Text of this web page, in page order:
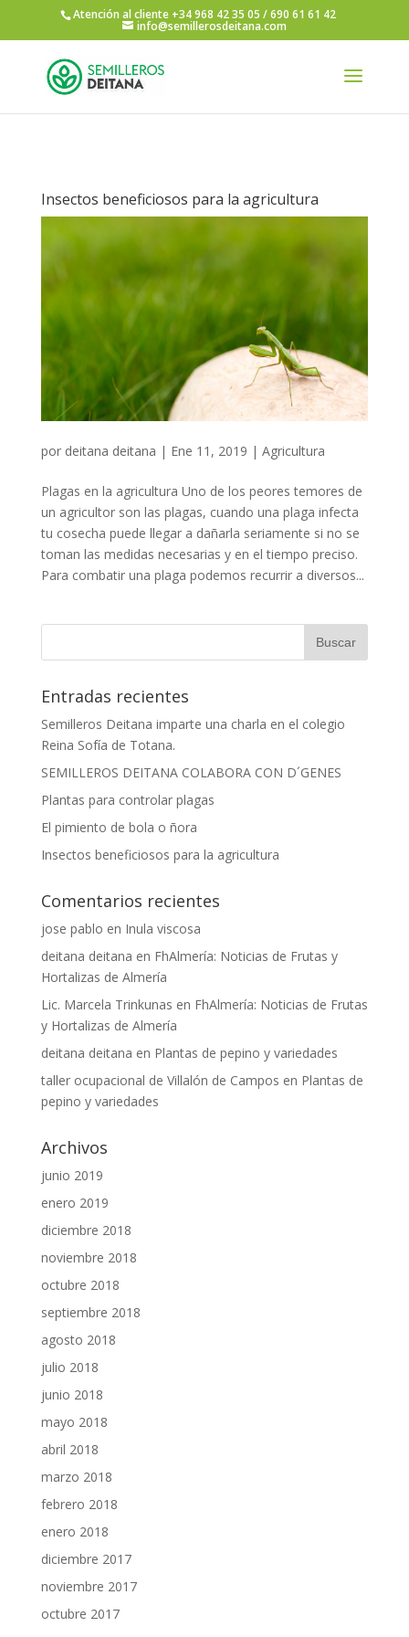
Atención al cliente +34 968 42 35 05 / 690 61 61 42
info@semillerosdeitana.com
Insectos beneficiosos para la agricultura
por deitana deitana | Ene 11, 2019 | Agricultura
Plagas en la agricultura Uno de los peores temores de
un agricultor son las plagas, cuando una plaga infecta
tu cosecha puede llegar a dañarla seriamente si no se
toman las medidas necesarias y en el tiempo preciso.
Para combatir una plaga podemos recurrir a diversos...
Entradas recientes
Semilleros Deitana imparte una charla en el colegio
Reina Sofía de Totana.
SEMILLEROS DEITANA COLABORA CON D´GENES
Plantas para controlar plagas
El pimiento de bola o ñora
Insectos beneficiosos para la agricultura
Comentarios recientes
jose pablo en Inula viscosa
deitana deitana en FhAlmería: Noticias de Frutas y
Hortalizas de Almería
Lic. Marcela Trinkunas en FhAlmería: Noticias de Frutas
y Hortalizas de Almería
deitana deitana en Plantas de pepino y variedades
taller ocupacional de Villalón de Campos en Plantas de
pepino y variedades
Archivos
junio 2019
enero 2019
diciembre 2018
noviembre 2018
octubre 2018
septiembre 2018
agosto 2018
julio 2018
junio 2018
mayo 2018
abril 2018
marzo 2018
febrero 2018
enero 2018
diciembre 2017
noviembre 2017
octubre 2017